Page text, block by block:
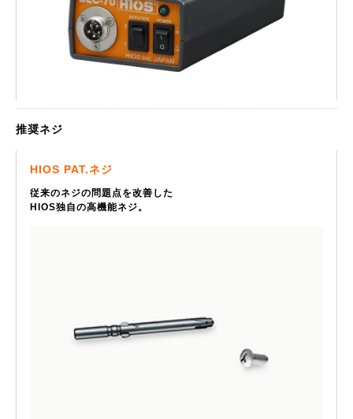
推奨ネジ
HIOS PAT.ネジ
従来のネジの問題点を改善した
HIOS独自の高機能ネジ。